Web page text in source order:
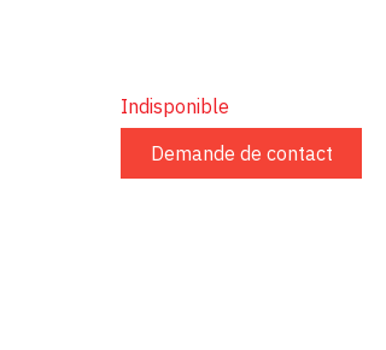
Indisponible
Demande de contact